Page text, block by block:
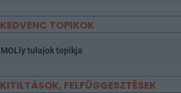
KEDVENC TOPIKOK
MOLly tulajok topikja
KITILTÁSOK, FELFÜGGESZTÉSEK